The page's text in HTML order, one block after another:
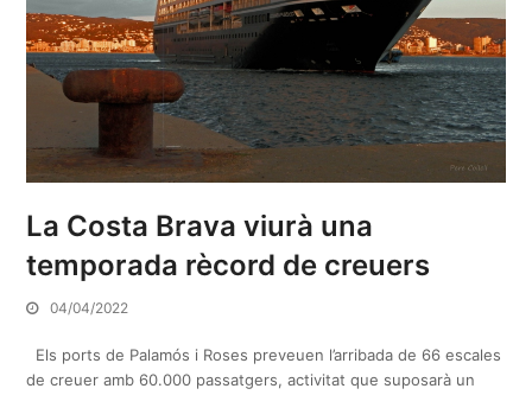
La Costa Brava viurà una
temporada rècord de creuers
04/04/2022
Els ports de Palamós i Roses preveuen l’arribada de 66 escales
de creuer amb 60.000 passatgers, activitat que suposarà un